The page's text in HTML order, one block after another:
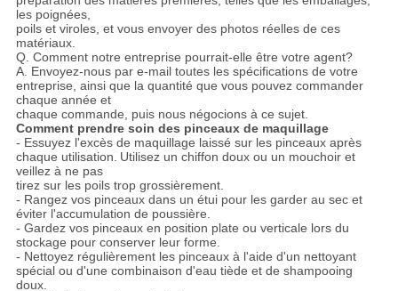
les poignées,
poils et viroles, et vous envoyer des photos réelles de ces
matériaux.
Q. Comment notre entreprise pourrait-elle être votre agent?
A. Envoyez-nous par e-mail toutes les spécifications de votre
entreprise, ainsi que la quantité que vous pouvez commander
chaque année et
chaque commande, puis nous négocions à ce sujet.
Comment prendre soin des pinceaux de maquillage
- Essuyez l'excès de maquillage laissé sur les pinceaux après
chaque utilisation. Utilisez un chiffon doux ou un mouchoir et
veillez à ne pas
tirez sur les poils trop grossièrement.
- Rangez vos pinceaux dans un étui pour les garder au sec et
éviter l'accumulation de poussière.
- Gardez vos pinceaux en position plate ou verticale lors du
stockage pour conserver leur forme.
- Nettoyez régulièrement les pinceaux à l'aide d'un nettoyant
spécial ou d'une combinaison d'eau tiède et de shampooing
doux.